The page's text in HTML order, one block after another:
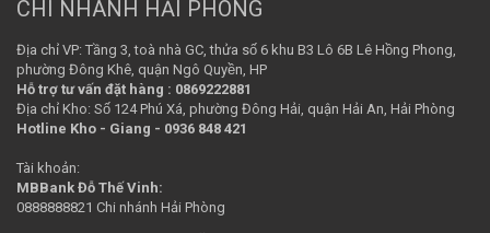
CHI NHÁNH HẢI PHÒNG
Địa chỉ VP: Tầng 3, toà nhà GC, thửa số 6 khu B3 Lô 6B Lê Hồng Phong,
phường Đông Khê, quận Ngô Quyền, HP
Hỗ trợ tư vấn đặt hàng : 0869222881
Địa chỉ Kho: Số 124 Phú Xá, phường Đông Hải, quận Hải An, Hải Phòng
Hotline Kho - Giang - 0936 848 421
Tài khoản:
MBBank Đỗ Thế Vinh:
0888888821 Chi nhánh Hải Phòng